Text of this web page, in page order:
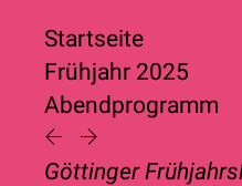
Startseite
Frühjahr 2025
Abendprogramm
Göttinger